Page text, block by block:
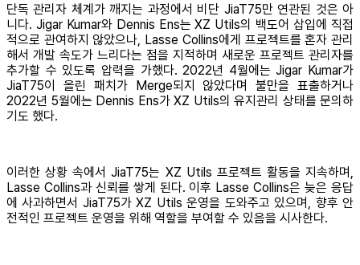
단독 관리자 체계가 깨지는 과정에서 비단 JiaT75만 연관된 것은 아
니다. Jigar Kumar와 Dennis Ens는 XZ Utils의 백도어 삽입에 직접
적으로 관여하지 않았으나, Lasse Collins에게 프로젝트를 혼자 관리
해서 개발 속도가 느리다는 점을 지적하며 새로운 프로젝트 관리자를
추가할 수 있도록 압력을 가했다. 2022년 4월에는 Jigar Kumar가
JiaT75이 올린 패치가 Merge되지 않았다며 불만을 표출하거나
2022년 5월에는 Dennis Ens가 XZ Utils의 유지관리 상태를 문의하
기도 했다.
이러한 상황 속에서 JiaT75는 XZ Utils 프로젝트 활동을 지속하며,
Lasse Collins과 신뢰를 쌓게 된다. 이후 Lasse Collins은 늦은 응답
에 사과하면서 JiaT75가 XZ Utils 운영을 도와주고 있으며, 향후 안
전적인 프로젝트 운영을 위해 역할을 부여할 수 있음을 시사한다.